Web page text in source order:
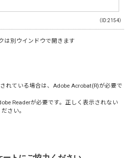
（ID:2154）
は別ウインドウで開きます
れている場合は、Adobe Acrobat(R)が必要で
Readerが必要です。正しく表示されない
さい。